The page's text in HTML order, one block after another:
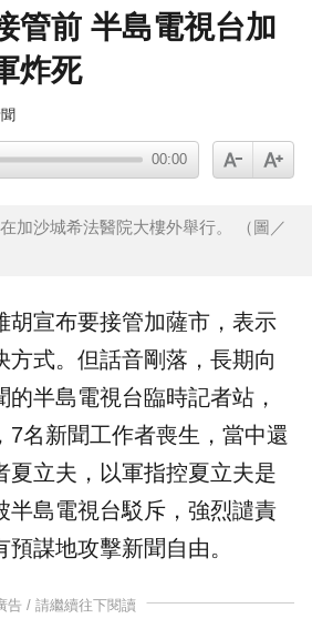
管前 半島電視台加
炸死
00:00
加沙城希法醫院大樓外舉行。 （圖／
胡宣布要接管加薩市，表示
方式。但話音剛落，長期向
半島電視台臨時記者站，
7名新聞工作者喪生，當中還
夏立夫，以軍指控夏立夫是
半島電視台駁斥，強烈譴責
謀地攻擊新聞自由。
告 / 請繼續往下閱讀